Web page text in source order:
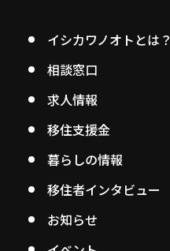
イシカワノオトとは？
相談窓口
求人情報
移住支援金
暮らしの情報
移住者インタビュー
お知らせ